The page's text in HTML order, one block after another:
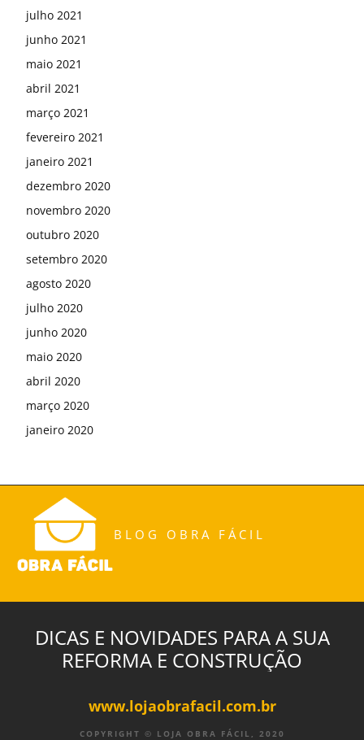
julho 2021
junho 2021
maio 2021
abril 2021
março 2021
fevereiro 2021
janeiro 2021
dezembro 2020
novembro 2020
outubro 2020
setembro 2020
agosto 2020
julho 2020
junho 2020
maio 2020
abril 2020
março 2020
janeiro 2020
BLOG OBRA FÁCIL
DICAS E NOVIDADES PARA A SUA
REFORMA E CONSTRUÇÃO
www.lojaobrafacil.com.br
COPYRIGHT © LOJA OBRA FÁCIL, 2020